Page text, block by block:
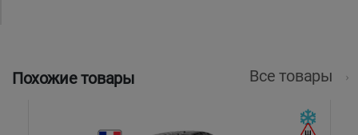
Похожие товары Все товары